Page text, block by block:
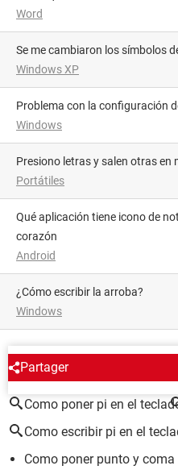
Word
Se me cambiaron los símbolos
Windows XP
Problema con la configuración
Windows
Presiono letras y salen otras en
Portátiles
Qué aplicación tiene icono de notificación en forma de
corazón
Android
¿Cómo escribir la arroba?
Windows
Partager
ALREDEDOR DEL
Como poner pi en el
Como escribir pi en el
Como poner punto y